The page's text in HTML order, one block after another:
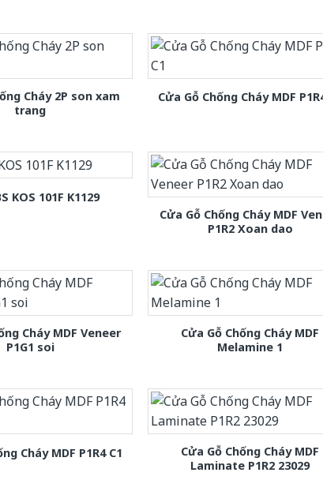
Cháy 2P son xam
trang
Cửa Gỗ Chống Cháy MDF
KOS 101F K1129
Cửa Gỗ Chống Cháy MDF
P1R2 Xoan dao
Cháy MDF Veneer
P1G1 soi
Cửa Gỗ Chống Cháy MDF
Melamine 1
Cháy MDF P1R4 C1
Cửa Gỗ Chống Cháy MDF
Laminate P1R2 23029